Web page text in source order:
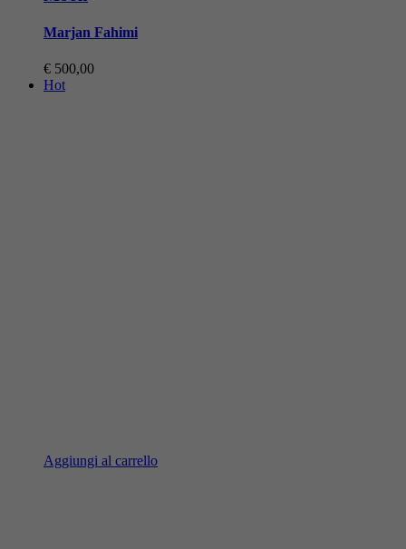
Marjan Fahimi
€ 500,00
Hot
Aggiungi al carrello